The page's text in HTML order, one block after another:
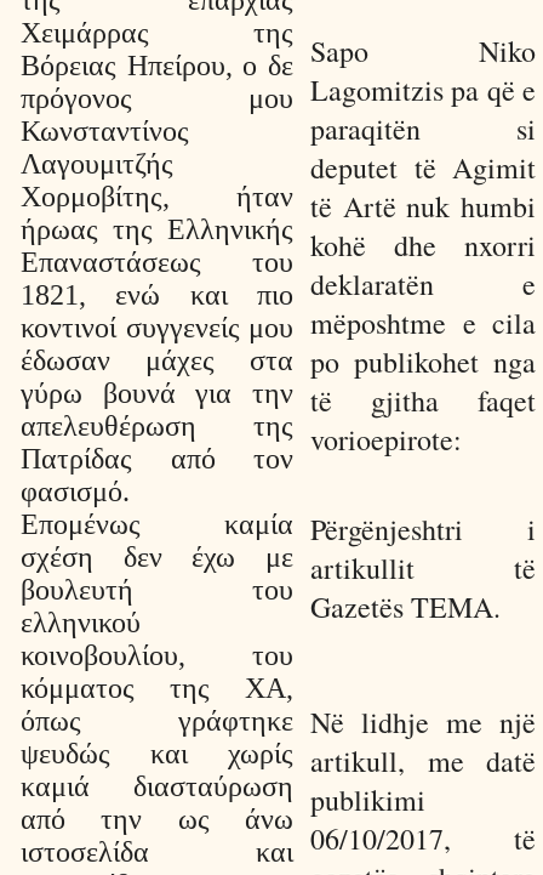
Χειμάρρας της
Βόρειας Ηπείρου, ο δε
πρόγονος μου
Κωνσταντίνος
Λαγουμιτζής
Χορμοβίτης, ήταν
ήρωας της Ελληνικής
Επαναστάσεως του
1821, ενώ και πιο
κοντινοί συγγενείς μου
έδωσαν μάχες στα
γύρω βουνά για την
απελευθέρωση της
Πατρίδας από τον
φασισμό.
Επομένως καμία
σχέση δεν έχω με
βουλευτή του
ελληνικού
κοινοβουλίου, του
κόμματος της ΧΑ,
όπως γράφτηκε
ψευδώς και χωρίς
καμιά διασταύρωση
από την ως άνω
ιστοσελίδα και
Sapo Niko
Lagomitzis pa që e
paraqitën si
deputet të Agimit
të Artë nuk humbi
kohë dhe nxorri
deklaratën e
mëposhtme e cila
po publikohet nga
të gjitha faqet
vorioepirote:
Përgënjeshtri i
artikullit të
Gazetës TEMA.
Në lidhje me një
artikull, me datë
publikimi
06/10/2017, të